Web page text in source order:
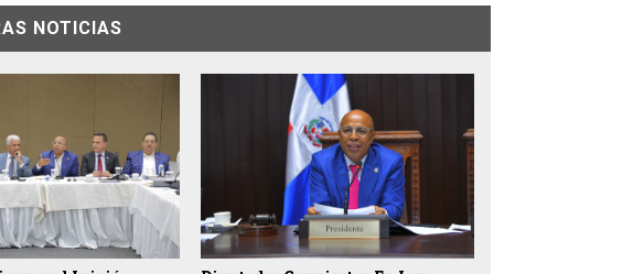
NOTICIAS